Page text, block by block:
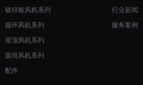
镀锌板风机系列
循环风机系列
屋顶风机系列
圆筒风机系列
配件
行业新闻
服务案例